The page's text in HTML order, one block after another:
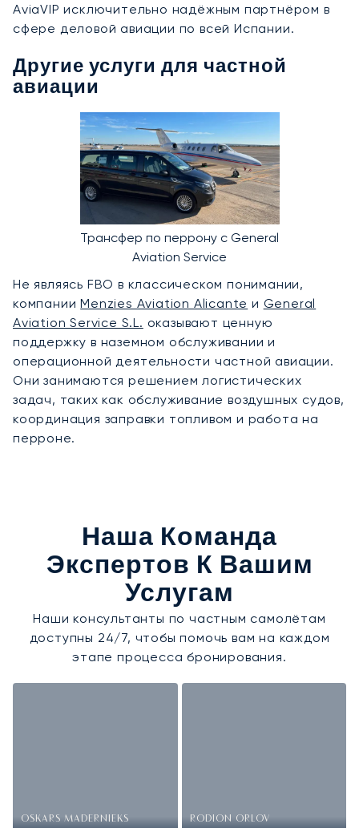
AviaVIP исключительно надёжным партнёром в
сфере деловой авиации по всей Испании.
Другие услуги для частной
авиации
Трансфер по перрону с General
Aviation Service
Не являясь FBO в классическом понимании,
компанииMenzies Aviation Alicante и General
Aviation Service S.L. оказывают ценную
поддержку в наземном обслуживании и
операционной деятельности частной авиации.
Они занимаются решением логистических
задач, таких как обслуживание воздушных судов,
координация заправки топливом и работа на
перроне.
Наша Команда
Экспертов К Вашим
Услугам
Наши консультанты по частным самолётам
доступны 24/7, чтобы помочь вам на каждом
этапе процесса бронирования.
OSKARS MADERNIEKS RODION ORLOV